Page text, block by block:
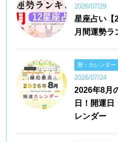
2026/07/29
星座占い【
月間運勢ラ
暦・カレンダー
2026/07/24
2026年8月
日！開運日
レンダー